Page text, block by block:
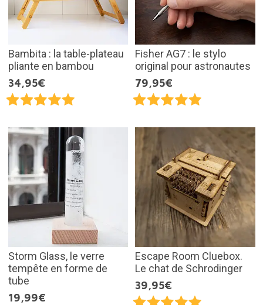
Bambita : la table-plateau
pliante en bambou
34,95€
Fisher AG7 : le stylo
original pour astronautes
79,95€
Storm Glass, le verre
tempête en forme de
tube
19,99€
Escape Room Cluebox.
Le chat de Schrodinger
39,95€